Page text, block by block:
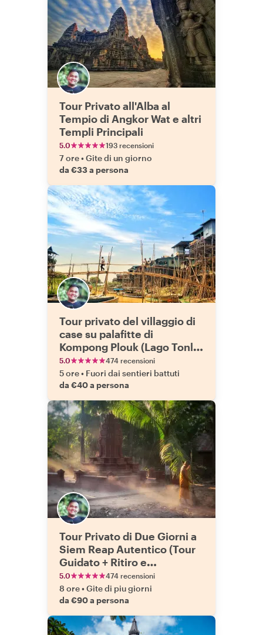
Tour Privato all'Alba al
Tempio di Angkor Wat e altri
Templi Principali
5.0 193 recensioni
7 ore•Gite di un giorno
da €33 a persona
Tour privato del villaggio di
case su palafitte di
Kompong Plouk (Lago Tonle
Sap)
5.0 474 recensioni
5 ore• Fuori dai sentieri battuti
da €40 a persona
Tour Privato di Due Giorni a
Siem Reap Autentico (Tour
Guidato + Ritiro e
Riconsegna)
5.0 474 recensioni
8 ore•Gite di piu giorni
da €90 a persona